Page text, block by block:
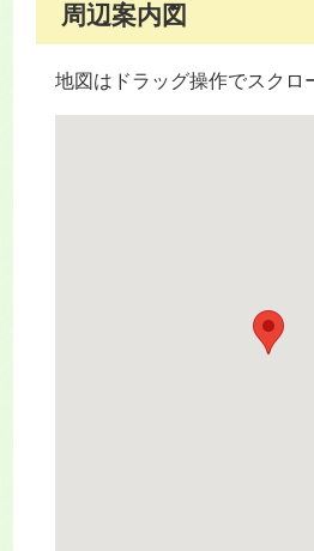
周辺案内図
地図はドラッグ操作でスクロ